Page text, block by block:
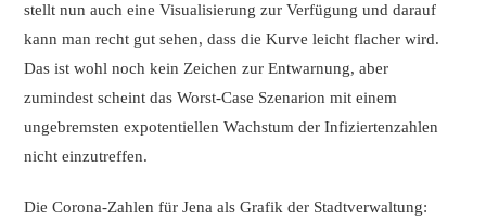
stellt nun auch eine Visualisierung zur Verfügung und darauf
kann man recht gut sehen, dass die Kurve leicht flacher wird.
Das ist wohl noch kein Zeichen zur Entwarnung, aber
zumindest scheint das Worst-Case Szenarion mit einem
ungebremsten expotentiellen Wachstum der Infiziertenzahlen
nicht einzutreffen.
Die Corona-Zahlen für Jena als Grafik der Stadtverwaltung: